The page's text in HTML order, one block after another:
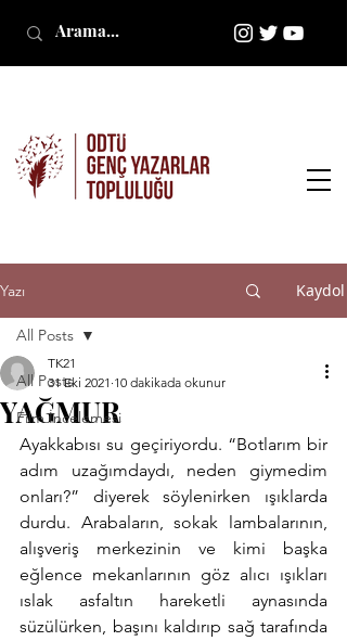
Yazı Kaydol
All Posts
Film İncelemesi
All Posts
YAĞMUR
TK21
31 Eki 2021 10 dakikada okunur
Ayakkabısı su geçiriyordu. “Botlarım bir
adım uzağımdaydı, neden giymedim
onları?” diyerek söylenirken ışıklarda
durdu. Arabaların, sokak lambalarının,
alışveriş merkezinin ve kimi başka
eğlence mekanlarının göz alıcı ışıkları
ıslak asfaltın hareketli aynasında
süzülürken, başını kaldırıp sağ tarafında